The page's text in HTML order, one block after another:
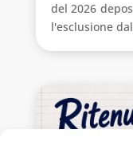
del 2026
l'esclusione